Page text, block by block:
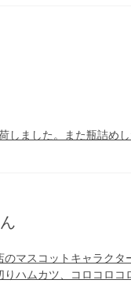
しました。また瓶詰め
コットキャラクターが増
りハムカツ、コロコロ